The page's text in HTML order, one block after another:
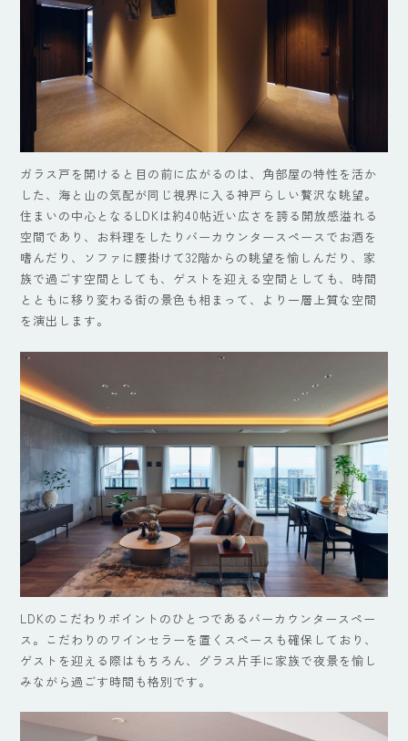
ガラス戸を開けると目の前に広がるのは、角部屋の特性を活か
した、海と山の気配が同じ視界に入る神戸らしい贅沢な眺望。
住まいの中心となるLDKは約40帖近い広さを誇る開放感溢れる
空間であり、お料理をしたりバーカウンタースペースでお酒を
嗜んだり、ソファに腰掛けて32階からの眺望を愉しんだり、家
族で過ごす空間としても、ゲストを迎える空間としても、時間
とともに移り変わる街の景色も相まって、より一層上質な空間
を演出します。
LDKのこだわりポイントのひとつであるバーカウンタースペー
ス。こだわりのワインセラーを置くスペースも確保しており、
ゲストを迎える際はもちろん、グラス片手に家族で夜景を愉し
みながら過ごす時間も格別です。